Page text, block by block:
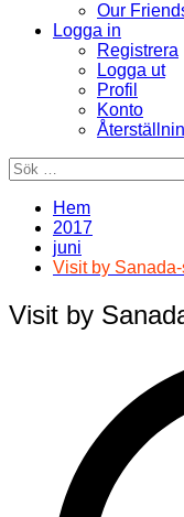
Our
Logga in
Registrera
Logga ut
Profil
Konto
Hem
2017
juni
Visit by
Visit by